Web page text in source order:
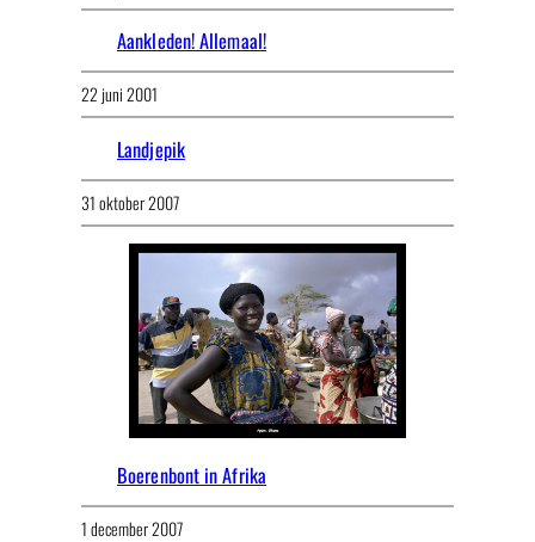
Aankleden! Allemaal!
22 juni 2001
Landjepik
31 oktober 2007
Boerenbont in Afrika
1 december 2007